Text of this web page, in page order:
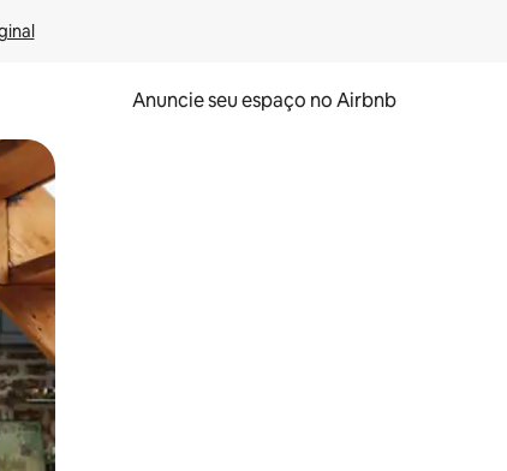
Anuncie seu espaço no Airbnb